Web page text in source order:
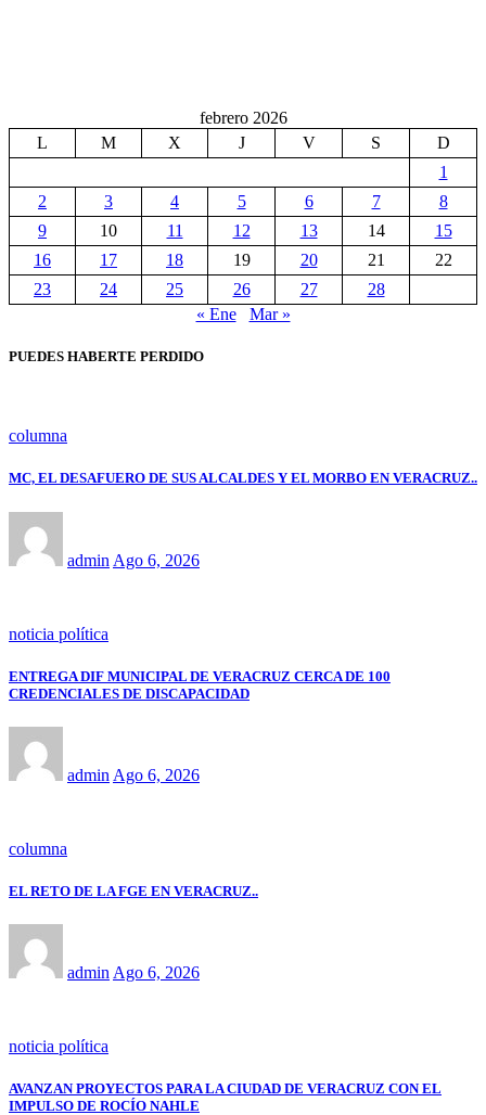
febrero 2026
L
M X J V S
D
1
2
3 4 5 6 7
8
9
10 11 12 13 14
15
16
17 18 19 20 21
22
23
24 25 26 27
28
« Ene
Mar »
PUEDES HABERTE PERDIDO
columna
MC, EL DESAFUERO DE SUS ALCALDES Y EL MORBO EN VERACRUZ..
admin Ago 6, 2026
noticia política
ENTREGA DIF MUNICIPAL DE VERACRUZ CERCA DE 100
CREDENCIALES DE DISCAPACIDAD
admin Ago 6, 2026
columna
EL RETO DE LA FGE EN VERACRUZ..
admin Ago 6, 2026
noticia política
AVANZAN PROYECTOS PARA LA CIUDAD DE VERACRUZ CON EL
IMPULSO DE ROCÍO NAHLE